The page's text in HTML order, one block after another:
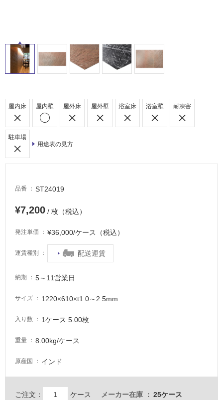
屋内床 屋内壁 屋外床 屋外壁 浴室床 浴室壁 耐凍害
駐車場
用途表の見方
品番 ST24019
¥7,200 / 枚（税込）
発注単価 ¥36,000/ケース（税込）
運賃種別 配送運賃
納期 5～11営業日
サイズ 1220×610×t1.0～2.5mm
入り数 1ケース 5.00枚
重量 8.00kg/ケース
原産国 インド
ご注文： ケース メーカー在庫 25ケース
床・
屋
外
室
床・
駐
車
場
常
適
て
い
し
い
が
意
が
適